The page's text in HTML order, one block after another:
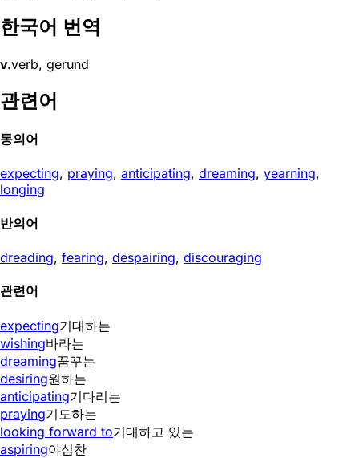
한국어 번역
v.verb, gerund
관련어
동의어
expecting, praying, anticipating, dreaming, yearning,
longing
반의어
dreading, fearing, despairing, discouraging
관련어
expecting기대하는
wishing바라는
dreaming꿈꾸는
desiring원하는
anticipating기다리는
praying기도하는
looking forward to기대하고 있는
aspiring야심찬